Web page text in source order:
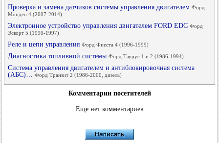
Проверка и замена датчиков системы управления двигателем Форд
Мондео 4 (2007-2014)
Электронное устройство управления двигателем FORD EDC Форд
Эскорт 5 (1990-1997)
Реле и цепи управления Форд Фиеста 4 (1996-1999)
Диагностика топливной системы Форд Таурус 1 и 2 (1986-1994)
Система управления двигателем и антиблокировочная система
(АБС)… Форд Транзит 2 (1986-2000, дизель)
Комментарии посетителей
Еще нет комментариев